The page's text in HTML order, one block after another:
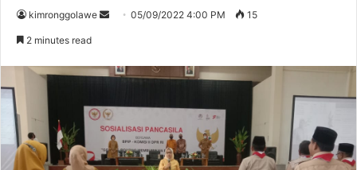
kimronggolawe
n
e
m
a
05/09/2022 4:00 PM 15
2 minutes read